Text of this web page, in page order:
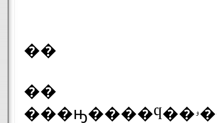
��
��
���ԣ����ϥ��ۥ��Ҥ�����ɤȶ�Ʊ��ȯ��Ķ��®�ν��ǽ�Ϥ����������饭���ʾ�����Ԥ���ǽ�����裵����פȸƤФ�